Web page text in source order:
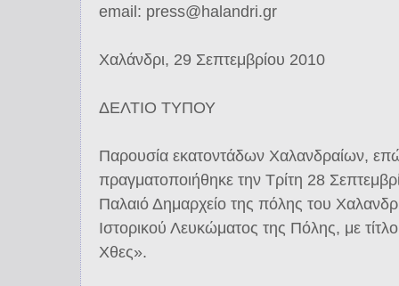
email: press@halandri.gr
Χαλάνδρι, 29 Σεπτεμβρίου 2010
ΔΕΛΤΙΟ ΤΥΠΟΥ
Παρουσία εκατοντάδων Χαλανδραίων,
πραγματοποιήθηκε την Τρίτη 28
Παλαιό Δημαρχείο της πόλης του
Ιστορικού Λευκώματος της Πόλης, με
Χθες».